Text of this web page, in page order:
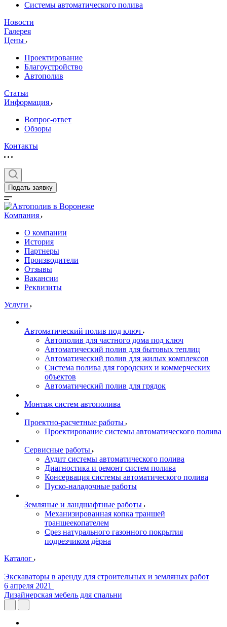
Системы автоматического полива
Новости
Галерея
Цены
Проектирование
Благоустройство
Автополив
Статьи
Информация
Вопрос-ответ
Обзоры
Контакты
Подать заявку
Компания
О компании
История
Партнеры
Производители
Отзывы
Вакансии
Реквизиты
Услуги
Автоматический полив под ключ
Автополив для частного дома под ключ
Автоматический полив для бытовых теплиц
Автоматический полив для жилых комплексов
Система полива для городских и коммерческих
объектов
Автоматический полив для грядок
Монтаж систем автополива
Проектно-расчетные работы
Проектирование системы автоматического полива
Сервисные работы
Аудит системы автоматического полива
Диагностика и ремонт систем полива
Консервация системы автоматического полива
Пуско-наладочные работы
Земляные и ландшафтные работы
Механизированная копка траншей
траншеекопателем
Срез натурального газонного покрытия
подрезчиком дёрна
Каталог
Экскаваторы в аренду для строительных и земляных работ
6 апреля 2021
Дизайнерская мебель для спальни